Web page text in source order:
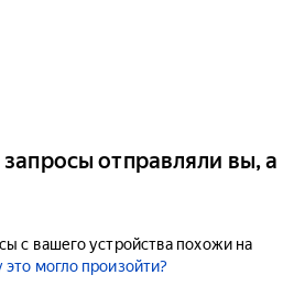
отправляли вы, а
с вашего устройства похожи на
могло произойти?